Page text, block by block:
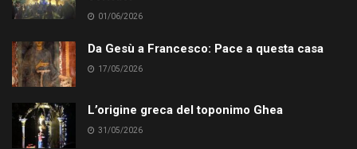
01/06/2026
Da Gesù a Francesco: Pace a questa casa
17/05/2026
L’origine greca del toponimo Ghea
31/05/2026